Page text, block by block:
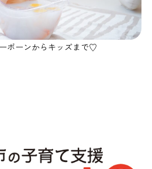
ボーンからキッズまで♡